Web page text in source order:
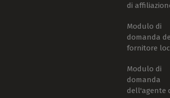
di
Modulo di
domanda
fornitore
Modulo di
domanda
dell'agente